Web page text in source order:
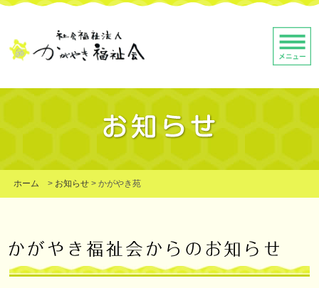
ホーム > お知らせ> かがやき苑